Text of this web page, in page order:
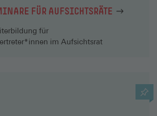
FÜR AUFSICHTSRÄTE
für
im Aufsichtsrat